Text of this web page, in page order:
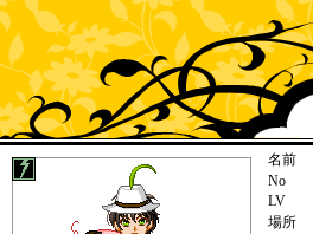
名前
No
LV
場所